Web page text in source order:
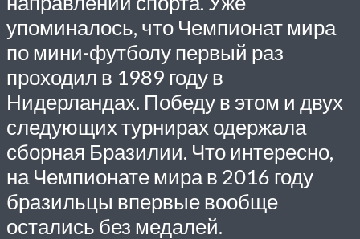
упоминалось, что Чемпионат мира
по мини-футболу первый раз
проходил в 1989 году в
Нидерландах. Победу в этом и двух
следующих турнирах одержала
сборная Бразилии. Что интересно,
на Чемпионате мира в 2016 году
бразильцы впервые вообще
остались без медалей.